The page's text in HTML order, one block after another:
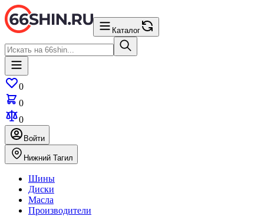
Каталог
0
0
0
Войти
Нижний Тагил
Шины
Диски
Масла
Производители